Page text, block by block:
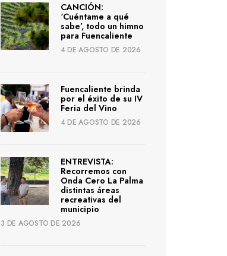
CANCIÓN:
‘Cuéntame a qué
sabe’, todo un himno
para Fuencaliente
4 DE AGOSTO DE 2026
Fuencaliente brinda
por el éxito de su IV
Feria del Vino
4 DE AGOSTO DE 2026
ENTREVISTA:
Recorremos con
Onda Cero La Palma
distintas áreas
recreativas del
municipio
3 DE AGOSTO DE 2026